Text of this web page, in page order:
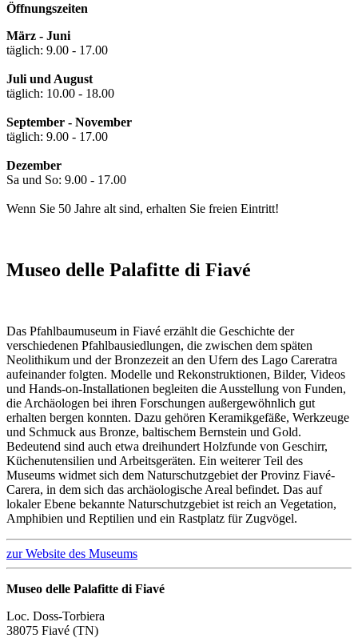
Öffnungszeiten
März - Juni
täglich: 9.00 - 17.00
Juli und August
täglich: 10.00 - 18.00
September - November
täglich: 9.00 - 17.00
Dezember
Sa und So: 9.00 - 17.00
Wenn Sie 50 Jahre alt sind, erhalten Sie freien Eintritt!
Museo delle Palafitte di Fiavé
Das Pfahlbaumuseum in Fiavé erzählt die Geschichte der
verschiedenen Pfahlbausiedlungen, die zwischen dem späten
Neolithikum und der Bronzezeit an den Ufern des Lago Careratra
aufeinander folgten. Modelle und Rekonstruktionen, Bilder, Videos
und Hands-on-Installationen begleiten die Ausstellung von Funden,
die Archäologen bei ihren Forschungen außergewöhnlich gut
erhalten bergen konnten. Dazu gehören Keramikgefäße, Werkzeuge
und Schmuck aus Bronze, baltischem Bernstein und Gold.
Bedeutend sind auch etwa dreihundert Holzfunde von Geschirr,
Küchenutensilien und Arbeitsgeräten. Ein weiterer Teil des
Museums widmet sich dem Naturschutzgebiet der Provinz Fiavé-
Carera, in dem sich das archäologische Areal befindet. Das auf
lokaler Ebene bekannte Naturschutzgebiet ist reich an Vegetation,
Amphibien und Reptilien und ein Rastplatz für Zugvögel.
zur Website des Museums
Museo delle Palafitte di Fiavé
Loc. Doss-Torbiera
38075 Fiavé (TN)